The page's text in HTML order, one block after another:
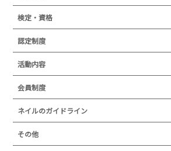
組織概要
所在地
プレスリリース
叙勲・褒章・受賞・表彰
通常総会について
検定・資格
検定試験
JNAフットケア理論検定試験
ネイリスト技能検定試験（JNEC主催）
JNAネイリスト技能検定国際試験
JNAネイリストキャリアパス講習会
認定制度
認定制度
認定校
活動内容
ネイルエキスポ
ネイルオブザイヤー
セミナー
セミナー
JNAスーパーライブ
ネイルサロン衛生管理士講習会
ネイルトレンド
ネイルトレンド
トレンドプロジェクトメンバー
会員制度
会員制度
法人会員
ネイルのガイドライン
新型コロナ感染症関連
その他